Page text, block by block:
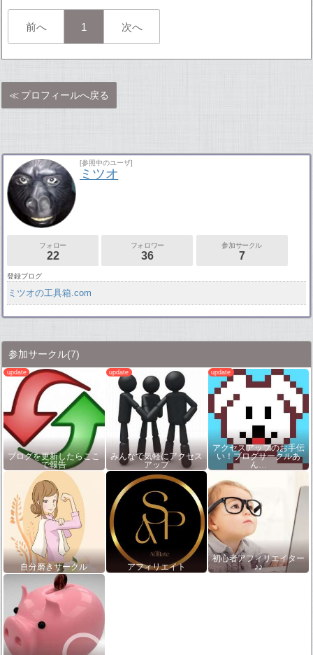
前へ 1 次へ
プロフィールへ戻る
[参照中のユーザ]
ミツオ
フォロー
22
フォロワー
36
参加サークル
7
登録ブログ
ミツオの工具箱.com
参加サークル(7)
ブログを更新したらここ
で報告
みんなで気軽にアクセス
アップ
アクセスアップのお手伝
い！ブログサークルあ
ん…
自分磨きサークル アフィリエイト
初心者アフィリエイター
♪♪